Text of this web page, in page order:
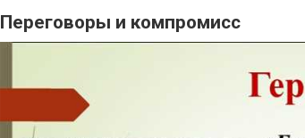
Переговоры и компромисс